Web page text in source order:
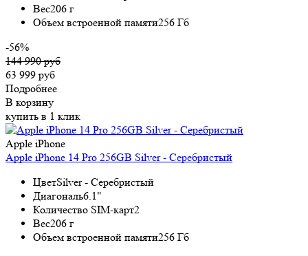
Вес206 г
Объем встроенной памяти256 Гб
-56%
144 990 руб
63 999 руб
Подробнее
В корзину
купить в 1 клик
Apple iPhone
Apple iPhone 14 Pro 256GB Silver - Серебристый
ЦветSilver - Серебристый
Диагональ6.1"
Количество SIM-карт2
Вес206 г
Объем встроенной памяти256 Гб